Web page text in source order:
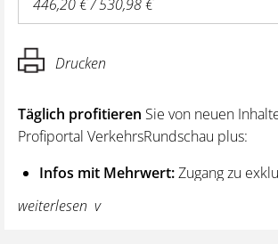
446,20 € / 530,98 €
Drucken
Täglich profitieren Sie von neuen
Profiportal VerkehrsRundschau plus:
Infos mit Mehrwert:Zugang zu
und Hintergrundwissen – von
wie z. B. bei den Lenk- und Ruhezeiten,
weiterlesen